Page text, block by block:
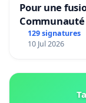
Pour une
Bruxelles)
129 signatures
10 Jul 2026